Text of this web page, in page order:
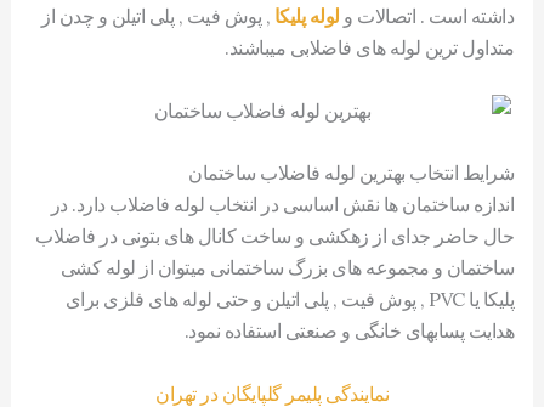
داشته است . اتصالات و لوله پلیکا , پوش فیت , پلی اتیلن و چدن از
متداول ترین لوله های فاضلابی میباشند.
شرایط انتخاب بهترین لوله فاضلاب ساختمان
اندازه ساختمان ها نقش اساسی در انتخاب لوله فاضلاب دارد. در
حال حاضر جدای از زهکشی و ساخت کانال های بتونی در فاضلاب
ساختمان و مجموعه های بزرگ ساختمانی میتوان از لوله کشی
پلیکا یا PVC , پوش فیت , پلی اتیلن و حتی لوله های فلزی برای
هدایت پسابهای خانگی و صنعتی استفاده نمود.
نمایندگی پلیمر گلپایگان در تهران